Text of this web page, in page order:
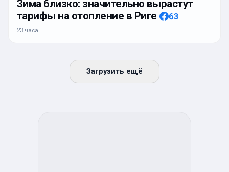
Зима близко: значительно вырастут
тарифы на отопление в Риге
63
23 часа
Загрузить ещё